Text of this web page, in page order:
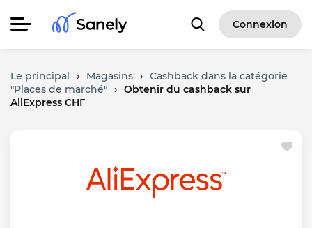
Connexion
Le principal › Magasins › Cashback dans la catégorie
"Places de marché" › Obtenir du cashback sur
AliExpress СНГ